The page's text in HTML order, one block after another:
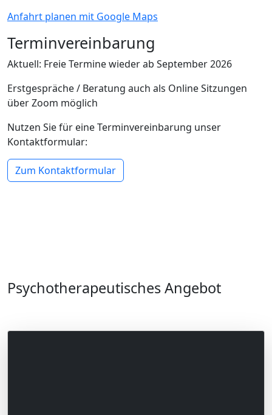
Anfahrt planen mit Google Maps
Terminvereinbarung
Aktuell: Freie Termine wieder ab September 2026
Erstgespräche / Beratung auch als Online Sitzungen
über Zoom möglich
Nutzen Sie für eine Terminvereinbarung unser
Kontaktformular:
Zum Kontaktformular
Psychotherapeutisches Angebot